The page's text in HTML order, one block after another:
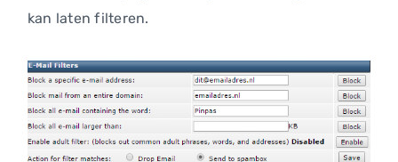
kan laten filteren.